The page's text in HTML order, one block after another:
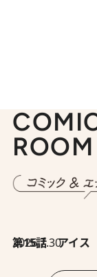
ROOM
2026.7.30
第15話 アイス